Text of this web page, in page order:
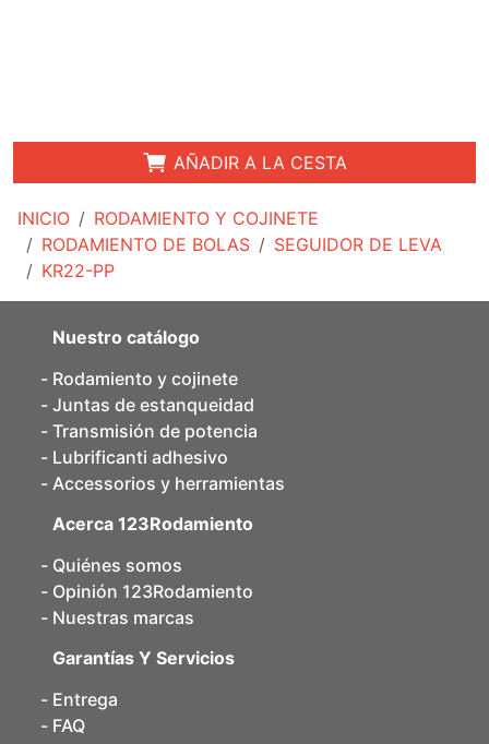
INICIO
RODAMIENTO Y COJINETE
RODAMIENTO DE BOLAS
SEGUIDOR DE LEVA
KR22-PP
AÑADIR A LA CESTA
Nuestro catálogo
Rodamiento y cojinete
Juntas de estanqueidad
Transmisión de potencia
Lubrificanti adhesivo
Accessorios y herramientas
Acerca 123Rodamiento
Quiénes somos
Opinión 123Rodamiento
Nuestras marcas
Garantías Y Servicios
Entrega
FAQ